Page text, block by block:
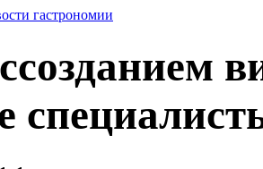
гастрономии